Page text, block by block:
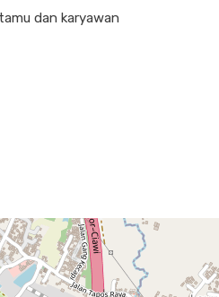
dan karyawan